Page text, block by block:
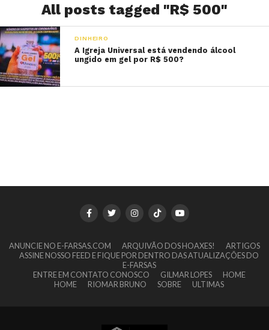
All posts tagged "R$ 500"
DINHEIRO
A Igreja Universal está vendendo álcool
ungido em gel por R$ 500?
ANUNCIE NO E-FARSAS.COM ARQUIVÃO DOS HOAXES!
ARTIGOS
ASSINE NOSSO FEED E FIQUE POR DENTRO DAS ATUALIZAÇÕES DO
E-FARSAS
ENTRE EM CONTATO CONOSCO
GILMAR LOPES
HOME
HOME
RIOMAR BRUNO SOBRE ULTIMAS